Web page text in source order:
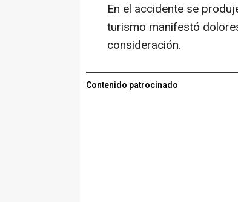
En el accidente se
turismo manifestó
consideración.
Contenido patrocinado